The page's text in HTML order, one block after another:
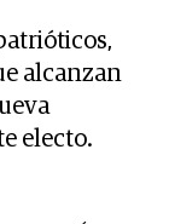
alcanzan
electo.